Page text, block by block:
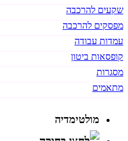
שקעים להרכבה
מפסקים להרכבה
עמדות עבודה
קופסאות ביטון
מסגרות
מתאמים
מולטימדיה